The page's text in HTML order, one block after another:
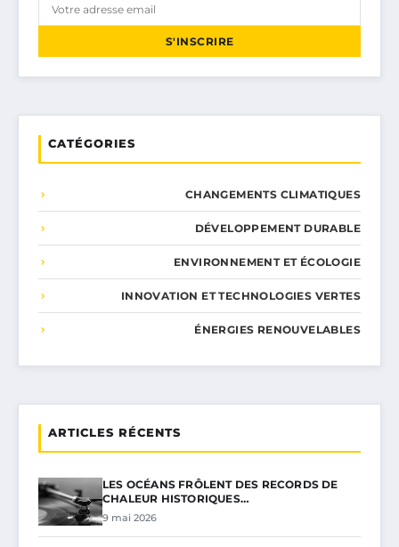
S'INSCRIRE
CATÉGORIES
CHANGEMENTS CLIMATIQUES
DÉVELOPPEMENT DURABLE
ENVIRONNEMENT ET ÉCOLOGIE
INNOVATION ET TECHNOLOGIES VERTES
ÉNERGIES RENOUVELABLES
ARTICLES RÉCENTS
LES OCÉANS FRÔLENT DES RECORDS DE
CHALEUR HISTORIQUES…
9 mai 2026